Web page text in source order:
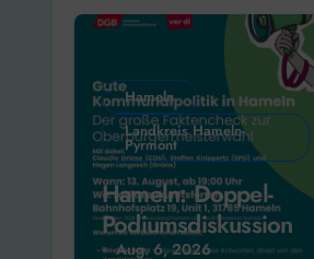
Hameln
Landkreis Hameln-
Pyrmont
Hameln: Doppel-
Podiumsdiskussion
Aug. 6, 2026